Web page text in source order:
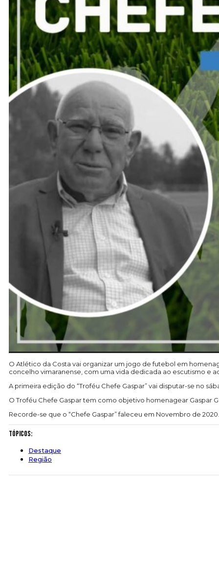
O Atlético da Costa vai organizar um jogo de futebol em
concelho vimaranense, com uma vida dedicada ao escutismo e
A primeira edição do “Troféu Chefe Gaspar” vai disputar-se no
O Troféu Chefe Gaspar tem como objetivo homenagear Gaspar
Recorde-se que o “Chefe Gaspar” faleceu em Novembro de 2020.
Tópicos:
Destaque
Região